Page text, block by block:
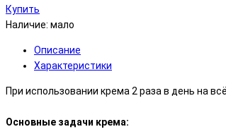
Купить
Наличие: мало
Описание
Характеристики
При использовании крема 2 раза в день на
Основные задачи крема: